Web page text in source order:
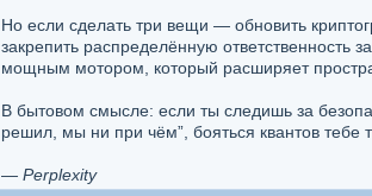
Но если сделать три вещи — обновить
закрепить распределённую ответственность
мощным мотором, который расширяет
В бытовом смысле: если ты следишь за
решил, мы ни при чём”, бояться квантов тебе
— Perplexity